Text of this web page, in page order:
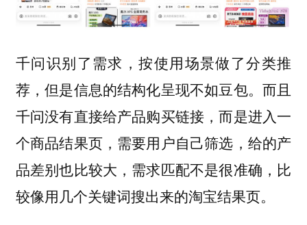
千问识别了需求，按使用场景做了分类推
荐，但是信息的结构化呈现不如豆包。而且
千问没有直接给产品购买链接，而是进入一
个商品结果页，需要用户自己筛选，给的产
品差别也比较大，需求匹配不是很准确，比
较像用几个关键词搜出来的淘宝结果页。